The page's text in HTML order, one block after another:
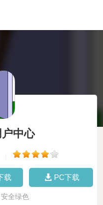
中心
载 PC下载
全绿色